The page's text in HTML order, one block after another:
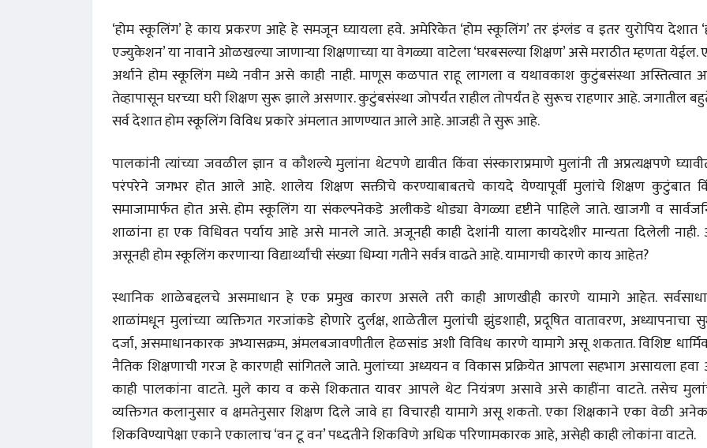
‘होम स्कूलिंग’ हे काय प्रकरण आहे हे समजून घ्यायला हवे. अमेरिकेत ‘होम स्कूलिंग’ तर इंग्लंड व इतर युरोपिय देशात
एज्युकेशन’ या नावाने ओळखल्या जाणाऱ्या शिक्षणाच्या या वेगळ्या वाटेला ‘घरबसल्या शिक्षण’ असे मराठीत म्हणता येईल.
अर्थाने होम स्कूलिंग मध्ये नवीन असे काही नाही. माणूस कळपात राहू लागला व यथावकाश कुटुंबसंस्था अस्तित्वात
तेव्हापासून घरच्या घरी शिक्षण सुरू झाले असणार. कुटुंबसंस्था जोपर्यंत राहील तोपर्यंत हे सुरूच राहणार आहे. जगातील
सर्व देशात होम स्कूलिंग विविध प्रकारे अंमलात आणण्यात आले आहे. आजही ते सुरू आहे.
पालकांनी त्यांच्या जवळील ज्ञान व कौशल्ये मुलांना थेटपणे द्यावीत किंवा संस्काराप्रमाणे मुलांनी ती अप्रत्यक्षपणे
परंपरेने जगभर होत आले आहे. शालेय शिक्षण सक्तीचे करण्याबाबतचे कायदे येण्यापूर्वी मुलांचे शिक्षण कुटुंबात
समाजामार्फत होत असे. होम स्कूलिंग या संकल्पनेकडे अलीकडे थोड्या वेगळ्या दृष्टीने पाहिले जाते. खाजगी व
शाळांना हा एक विधिवत पर्याय आहे असे मानले जाते. अजूनही काही देशांनी याला कायदेशीर मान्यता दिलेली
असूनही होम स्कूलिंग करणाऱ्या विद्यार्थ्यांची संख्या धिम्या गतीने सर्वत्र वाढते आहे. यामागची कारणे काय आहेत?
स्थानिक शाळेबद्दलचे असमाधान हे एक प्रमुख कारण असले तरी काही आणखीही कारणे यामागे आहेत.
शाळांमधून मुलांच्या व्यक्तिगत गरजांकडे होणारे दुर्लक्ष, शाळेतील मुलांची झुंडशाही, प्रदूषित वातावरण, अध्यापनाचा
दर्जा, असमाधानकारक अभ्यासक्रम, अंमलबजावणीतील हेळसांड अशी विविध कारणे यामागे असू शकतात. विशिष्ट
नैतिक शिक्षणाची गरज हे कारणही सांगितले जाते. मुलांच्या अध्ययन व विकास प्रक्रियेत आपला सहभाग असायला
काही पालकांना वाटते. मुले काय व कसे शिकतात यावर आपले थेट नियंत्रण असावे असे काहींना वाटते. तसेच
व्यक्तिगत कलानुसार व क्षमतेनुसार शिक्षण दिले जावे हा विचारही यामागे असू शकतो. एका शिक्षकाने एका वेळी
शिकविण्यापेक्षा एकाने एकालाच ‘वन टू वन’ पध्दतीने शिकविणे अधिक परिणामकारक आहे, असेही काही लोकांना वाटते.
करण्यासाठी येथे क्लिक करा.
खरेदी करण्यासाठी येथे क्लिक करा.
चीन भेटीतील भाषणे - रवींद्रनाथ टागोर
(अनुवाद सानिया कर्णिक )